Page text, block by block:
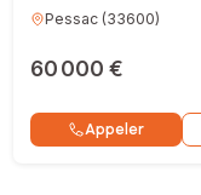
Pessac(33600)
60 000 €
Appeler